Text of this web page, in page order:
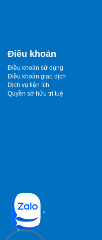
Điều khoản
Điều khoản sử dụng
Điều khoản giao dịch
Dịch vụ tiện ích
Quyền sở hữu trí tuệ